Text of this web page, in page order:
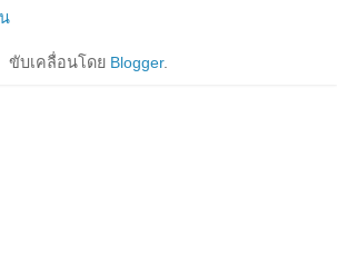
ขับเคลื่อนโดย Blogger.